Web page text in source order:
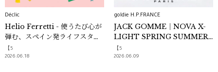
Déclic
Helio Ferretti - 使うたび心が
弾む、スペイン発ライフスタイ
ルブランド -｜Déclic
【5
2026.06.18
goldie H.P.FRANCE
JACK GOMME｜NOVA X-
LIGHT SPRING SUMMER
2026
【5
2026.06.09